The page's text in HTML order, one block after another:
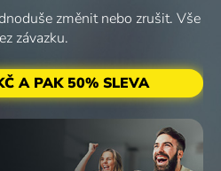
změnit nebo zrušit. Vše
závazku.
A PAK 50% SLEVA